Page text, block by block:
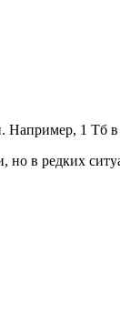
Например, 1 Тб в
но в редких